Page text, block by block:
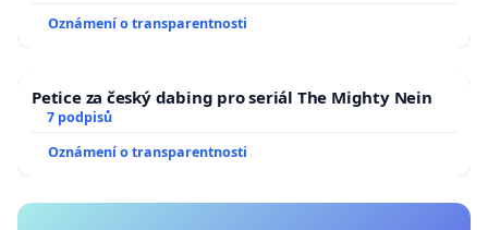
Oznámení o transparentnosti
Petice za český dabing pro seriál The Mighty Nein
7 podpisů
Oznámení o transparentnosti